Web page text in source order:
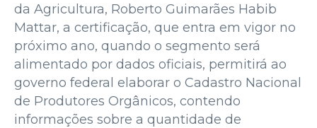
da Agricultura, Roberto Guimarães Habib
Mattar, a certificação, que entra em vigor no
próximo ano, quando o segmento será
alimentado por dados oficiais, permitirá ao
governo federal elaborar o Cadastro Nacional
de Produtores Orgânicos, contendo
informações sobre a quantidade de